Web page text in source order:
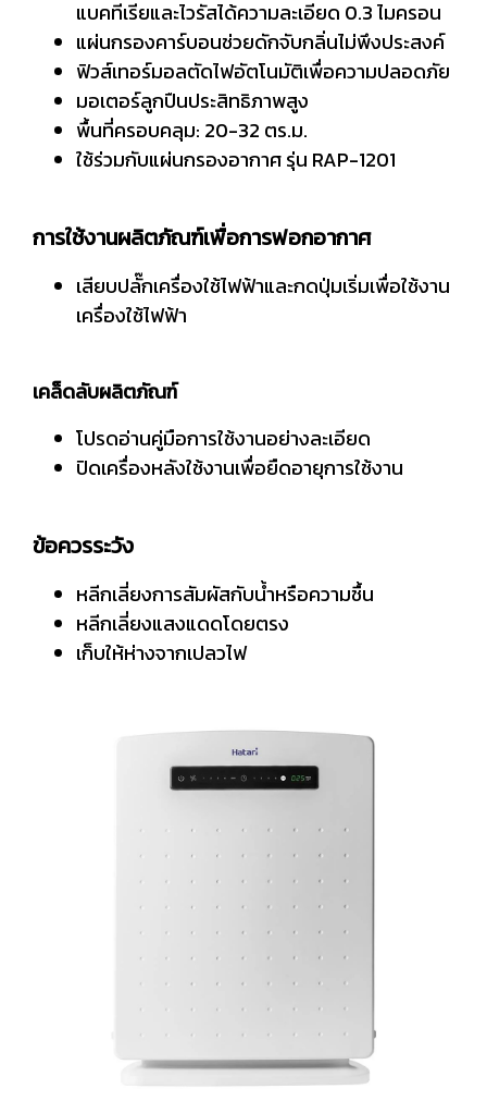
แบคทีเรียและไวรัสได้ความละเอียด 0.3 ไมครอน
แผ่นกรองคาร์บอนช่วยดักจับกลิ่นไม่พึงประสงค์
ฟิวส์เทอร์มอลตัดไฟอัตโนมัติเพื่อความปลอดภัย
มอเตอร์ลูกปืนประสิทธิภาพสูง
พื้นที่ครอบคลุม: 20-32 ตร.ม.
ใช้ร่วมกับแผ่นกรองอากาศ รุ่น RAP-1201
การใช้งานผลิตภัณฑ์เพื่อการฟอกอากาศ
เสียบปลั๊กเครื่องใช้ไฟฟ้าและกดปุ่มเริ่มเพื่อใช้งาน
เครื่องใช้ไฟฟ้า
เคล็ดลับผลิตภัณฑ์
โปรดอ่านคู่มือการใช้งานอย่างละเอียด
ปิดเครื่องหลังใช้งานเพื่อยืดอายุการใช้งาน
ข้อควรระวัง
หลีกเลี่ยงการสัมผัสกับน้ำหรือความชื้น
หลีกเลี่ยงแสงแดดโดยตรง
เก็บให้ห่างจากเปลวไฟ